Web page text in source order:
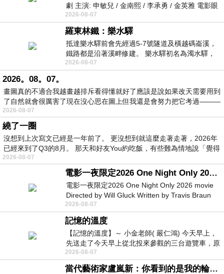
劇 主演: 申敏兒 / 金南熙 / 李承勇 / 金英雅 電影眼
眸2026描述攝影師徐珍因遺
2026-08-07
羅東林鐵：樂水驛
抵達樂水驛前會先經過5-7號隧道及橫越碼崙溪，
鐵路都是沿著溪畔修建。 樂水驛初名為濁水驛，
但因與臺鐵集集線車站同名，於1953
2026-08-07
2026。08。07。
畫圖真的不適合我越畫越排斥看得懂就好了應該是說如果改天需要用到
了自然就會很厲害了現在沒心思在圖上但我還是會努力把它考過———
2026-08-07
繞了一圈
沒想到上次寫文已經是一年前了。 更沒想到就這麼走著走著，2026年
已經來到了Q3的8月。 那天和好友You約吃飯，有些難為情地說「覺得
2026-08-07
電影一夜限定2026 One Night Only 2026 movie
電影一夜限定2026 One Night Only 2026 movie
Directed by Will Gluck Written by Travis Braun
Starring Monica Barbaro
2026-08-07
記憶的溫度
【記憶的溫度】～ 小金老師( 嚴仁鴻) 今天早上，
先送走了今天早上從北投來參觀的三台遊覽車，原
以為展場已經差不多要安靜下來，卻發
2026-08-07
當代藝術家盧嵐新：你看到的是我的輪廓，還是你的故事？——藏在藍色裡的希望與光